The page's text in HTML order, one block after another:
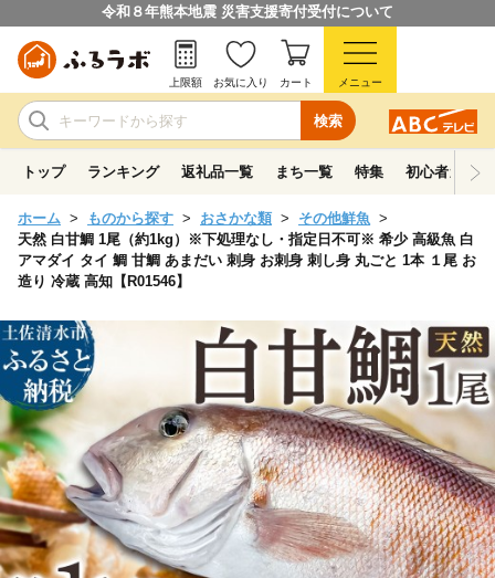
令和８年熊本地震 災害支援寄付受付について
検索
上限額 お気に入り カート メニュー
トップ ランキング 返礼品一覧 まち一覧 特集 初心者ガイド
ホーム ものから探す おさかな類
その他鮮魚
天然 白甘鯛 1尾（約1kg）※下処理なし・指定日不可※ 希少 高級魚 白
アマダイ タイ 鯛 甘鯛 あまだい 刺身 お刺身 刺し身 丸ごと 1本 １尾 お
造り 冷蔵 高知【R01546】